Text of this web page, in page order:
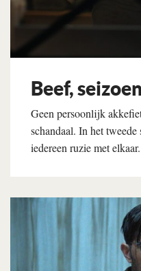
Beef,
Geen persoonlijk
schandaal. In het
iedereen ruzie met
Lees verder